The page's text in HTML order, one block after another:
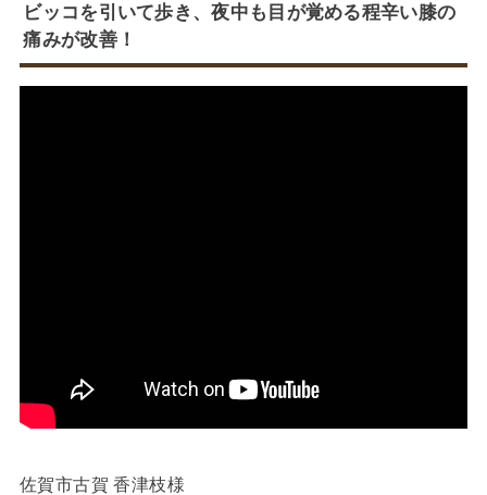
ビッコを引いて歩き、夜中も目が覚める程辛い膝の
痛みが改善！
佐賀市古賀 香津枝様